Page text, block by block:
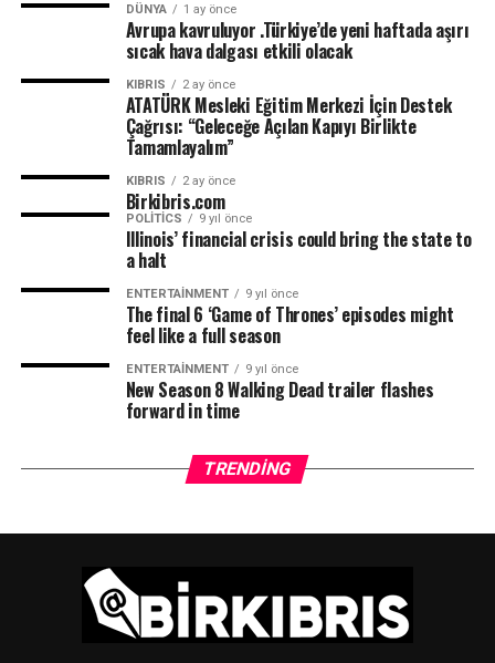
DÜNYA 1 ay önce
Avrupa kavruluyor .Türkiye’de yeni haftada aşırı
sıcak hava dalgası etkili olacak
KIBRIS 2 ay önce
ATATÜRK Mesleki Eğitim Merkezi İçin Destek
Çağrısı: “Geleceğe Açılan Kapıyı Birlikte
Tamamlayalım”
KIBRIS 2 ay önce
Birkibris.com
POLITICS 9 yıl önce
Illinois’ financial crisis could bring the state to
a halt
ENTERTAINMENT 9 yıl önce
The final 6 ‘Game of Thrones’ episodes might
feel like a full season
ENTERTAINMENT 9 yıl önce
New Season 8 Walking Dead trailer flashes
forward in time
TRENDING